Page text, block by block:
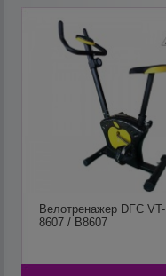
Велотренажер DFC VT-
8607 / B8607